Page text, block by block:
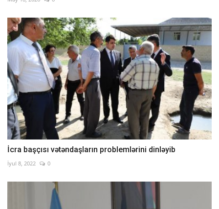
İcra başçısı vətəndaşların problemlərini dinləyib
İyul 8, 2022 0